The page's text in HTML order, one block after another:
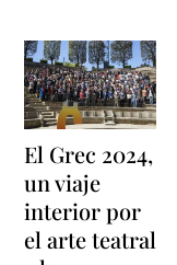
El Grec 2024,
un viaje
interior por
el arte teatral